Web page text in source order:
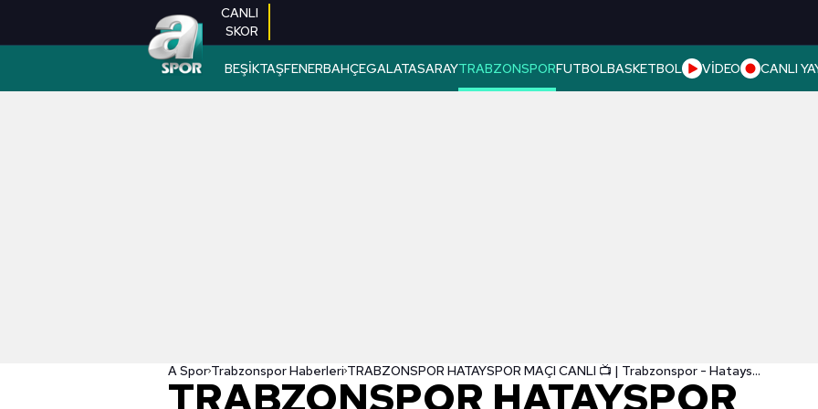
CANLI
SKOR
BEŞİKTAŞFENERBAHÇEGALATASARAYTRABZONSPORFUTBOLBASKETBOL VİDEO CANLI
A Spor Trabzonspor Haberleri TRABZONSPOR HATAYSPOR MAÇI CANLI 📺 | Trabzonspor - Hatayspor maçı ne zaman? Trabzonspor maçı saat kaçta ve hangi kanalda?
TRABZONSPOR HATAYSPOR